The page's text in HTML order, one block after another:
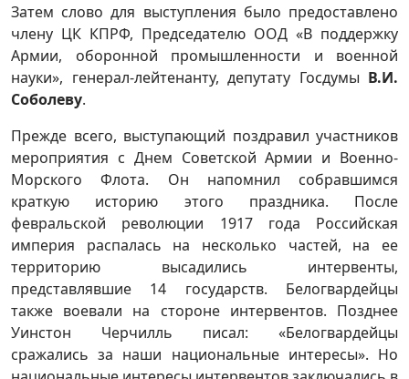
Затем слово для выступления было предоставлено
члену ЦК КПРФ, Председателю ООД «В поддержку
Армии, оборонной промышленности и военной
науки», генерал-лейтенанту, депутату Госдумы В.И.
Соболеву.
Прежде всего, выступающий поздравил участников
мероприятия с Днем Советской Армии и Военно-
Морского Флота. Он напомнил собравшимся
краткую историю этого праздника. После
февральской революции 1917 года Российская
империя распалась на несколько частей, на ее
территорию высадились интервенты,
представлявшие 14 государств. Белогвардейцы
также воевали на стороне интервентов. Позднее
Уинстон Черчилль писал: «Белогвардейцы
сражались за наши национальные интересы». Но